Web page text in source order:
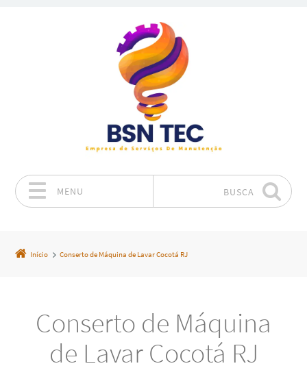
MENU BUSCA
Início Conserto de Máquina de Lavar Cocotá RJ
Conserto de Máquina
de Lavar Cocotá RJ